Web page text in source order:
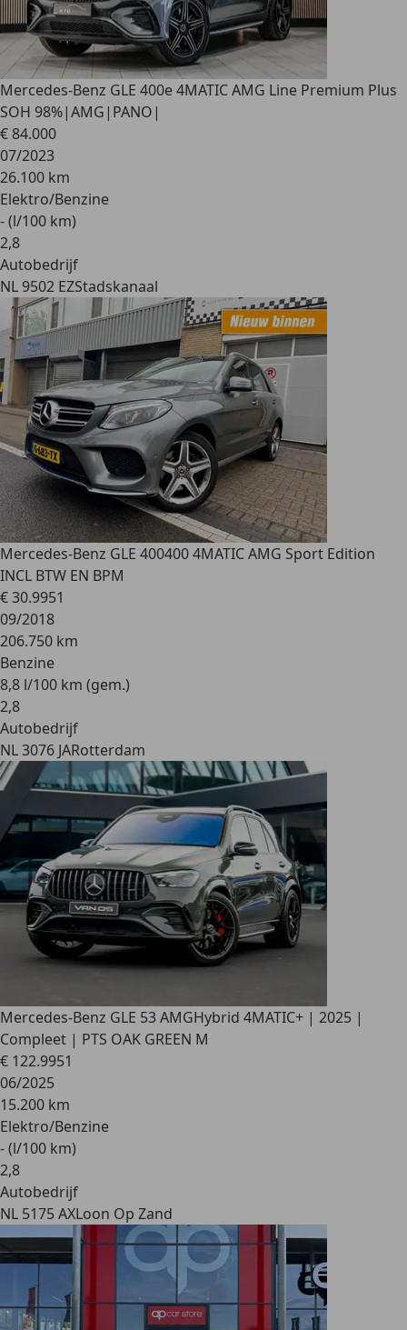
Mercedes-Benz GLE 400e 4MATIC AMG Line Premium Plus
SOH 98%|AMG|PANO|
€ 84.000
07/2023
26.100 km
Elektro/Benzine
- (l/100 km)
2,8
Autobedrijf
NL 9502 EZStadskanaal
Mercedes-Benz GLE 400400 4MATIC AMG Sport Edition
INCL BTW EN BPM
€ 30.9951
09/2018
206.750 km
Benzine
8,8 l/100 km (gem.)
2,8
Autobedrijf
NL 3076 JARotterdam
Mercedes-Benz GLE 53 AMGHybrid 4MATIC+ | 2025 |
Compleet | PTS OAK GREEN M
€ 122.9951
06/2025
15.200 km
Elektro/Benzine
- (l/100 km)
2,8
Autobedrijf
NL 5175 AXLoon Op Zand